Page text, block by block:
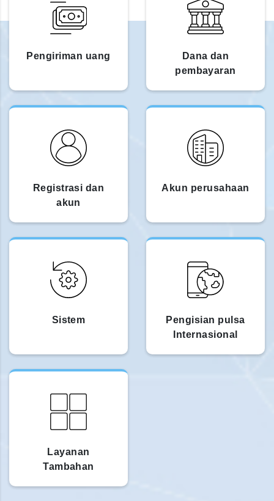
Pengiriman uang
Dana dan
pembayaran
Registrasi dan
akun
Akun perusahaan
Sistem
Pengisian pulsa
Internasional
Layanan
Tambahan